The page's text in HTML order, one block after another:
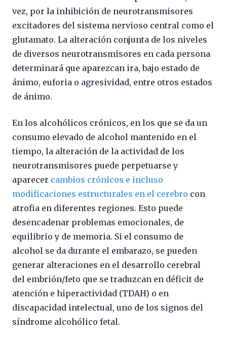
vez, por la inhibición de neurotransmisores
excitadores del sistema nervioso central como el
glutamato. La alteración conjunta de los niveles
de diversos neurotransmisores en cada persona
determinará que aparezcan ira, bajo estado de
ánimo, euforia o agresividad, entre otros estados
de ánimo.
En los alcohólicos crónicos, en los que se da un
consumo elevado de alcohol mantenido en el
tiempo, la alteración de la actividad de los
neurotransmisores puede perpetuarse y
aparecer cambios crónicos e incluso
modificaciones estructurales en el cerebro con
atrofia en diferentes regiones. Esto puede
desencadenar problemas emocionales, de
equilibrio y de memoria. Si el consumo de
alcohol se da durante el embarazo, se pueden
generar alteraciones en el desarrollo cerebral
del embrión/feto que se traduzcan en déficit de
atención e hiperactividad (TDAH) o en
discapacidad intelectual, uno de los signos del
síndrome alcohólico fetal.